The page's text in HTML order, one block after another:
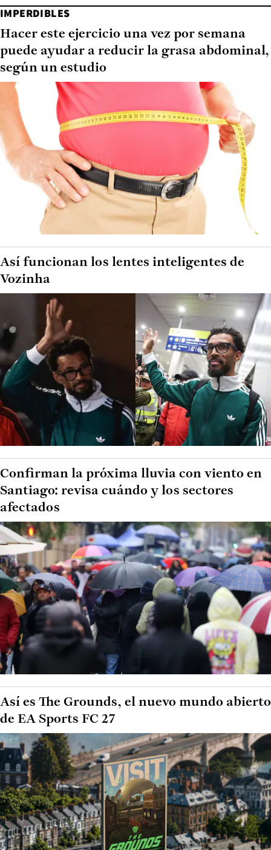
IMPERDIBLES
Hacer este ejercicio una vez por semana
puede ayudar a reducir la grasa abdominal,
según un estudio
Así funcionan los lentes inteligentes de
Vozinha
Confirman la próxima lluvia con viento en
Santiago: revisa cuándo y los sectores
afectados
Así es The Grounds, el nuevo mundo abierto
de EA Sports FC 27